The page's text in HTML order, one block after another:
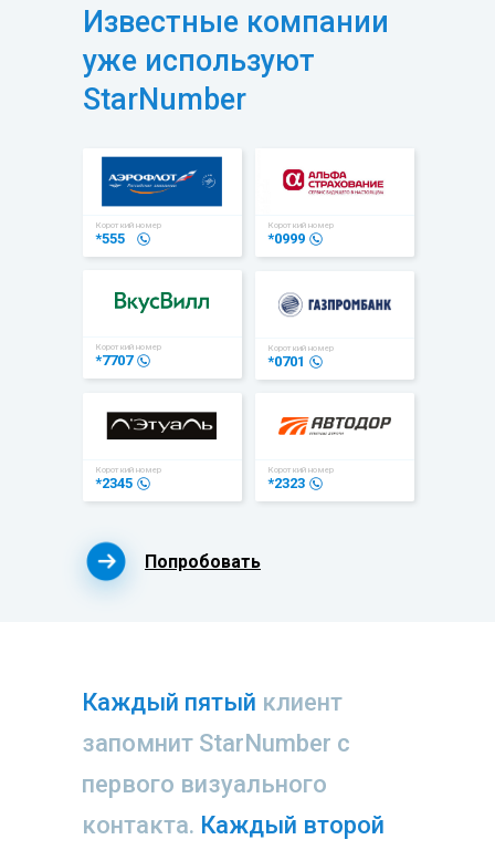
Известные компании
уже используют
StarNumber
Попробовать
Короткий номер
*0999
*2323
Короткий номер
Короткий номер
*0701
*7707
Короткий номер
Короткий номер
*555
Короткий номер
*2345
Каждый пятый клиент
запомнит StarNumber с
первого визуального
контакта. Каждый второй